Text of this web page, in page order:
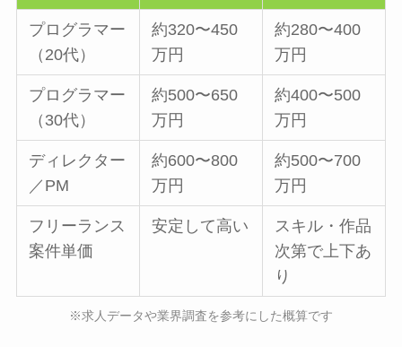
プログラマー
（20代）
約320〜450
万円
約280〜400
万円
プログラマー
（30代）
約500〜650
万円
約400〜500
万円
ディレクター
／PM
約600〜800
万円
約500〜700
万円
フリーランス
案件単価
安定して高い
スキル・作品
次第で上下あ
り
※求人データや業界調査を参考にした概算です